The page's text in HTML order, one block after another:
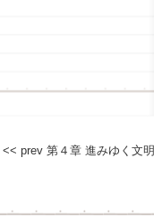
<< prev 第４章 進みゆく文明